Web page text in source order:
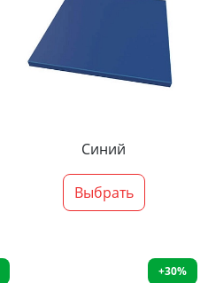
Синий
Выбрать
+30%